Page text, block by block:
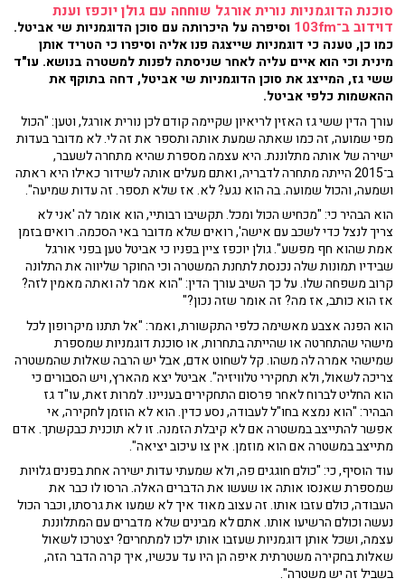
סוכנת הדוגמניות נורית אורגל שוחחה עם גולן יוכפז וענת
דוידוב ב־103fm
וסיפרה על היכרותה עם סוכן הדוגמניות שי אביטל.
כמו כן, טענה כי דוגמניות שייצגה פנו אליה וסיפרו כי הטריד אותן
מינית וכי הוא איים עליה לאחר שניסתה לפנות למשטרה בנושא. עו"ד
ששי גז, המייצג את סוכן הדוגמניות שי אביטל, דחה בתוקף את
ההאשמות כלפי אביטל.
עורך הדין ששי גז האזין לריאיון שקיימה קודם לכן נורית אורגל, וטען: "הכול
מפי שמועה, זה כמו שאתה שמעת אותה ותספר את זה לי. לא מדובר בעדות
ישירה של אותה מתלוננת. היא עצמה מספרת שהיא מתחרה לשעבר,
ב־2015 הייתה מתחרה לדבריה, ואתם מעלים אותה לשידור כאילו היא ראתה
ושמעה, והכול שמועה. בה הוא נגע? לא. אז שלא תספר. זה עדות שמיעה".
הוא הבהיר כי: "מכחיש הכול ומכל. תקשיבו רבותיי, הוא אומר לה 'אני לא
צריך לנצל כדי לשכב עם אישה', רואים שלא מדובר באי הסכמה. רואים בזמן
אמת שהוא חף מפשע". גולן יוכפז ציין בפניו כי אביטל טען בפני אורגל
שבידיו תמונות שלה נכנסת לתחנת המשטרה וכי החוקר שליווה את התלונה
קרוב משפחה שלו. על כך השיב עורך הדין: "הוא אמר לה ואתה מאמין לזה?
אז הוא כותב, אז מה? זה אומר שזה נכון?"
הוא הפנה אצבע מאשימה כלפי התקשורת, ואמר: "אל תתנו מיקרופון לכל
מישהי שהתחרטה או שהייתה בתחרות, או סוכנת דוגמניות שמספרת
שמישהי אמרה לה משהו. קל לשחוט אדם, אבל יש הרבה שאלות שהמשטרה
צריכה לשאול, ולא תחקירי טלוויזיה". אביטל יצא מהארץ, ויש הסבורים כי
הוא החליט לברוח לאחר פרסום התחקירים בעניינו. למרות זאת, עו"ד גז
הבהיר: "הוא נמצא בחו"ל לעבודה, נסע כדין. הוא לא הוזמן לחקירה, אי
אפשר להתייצב במשטרה אם לא קיבלת הזמנה. זו לא תוכנית כבקשתך. אדם
מתייצב במשטרה אם הוא מוזמן. אין צו עיכוב יציאה".
עוד הוסיף, כי: "כולם חוגגים פה, ולא שמעתי עדות ישירה אחת בפנים גלויות
שמספרת שאנסו אותה או שעשו את הדברים האלה. הרסו לו כבר את
העבודה, כולם עזבו אותו. זה עצוב מאוד איך לא שמעו את גרסתו, וכבר הכול
נעשה וכולם הרשיעו אותו. אתם לא מבינים שלא מדברים עם המתלוננת
עצמה, ושכל אותן דוגמניות שעזבו אותו ילכו למתחרים? יצטרכו לשאול
שאלות בחקירה משטרתית איפה הן היו עד עכשיו, איך קרה הדבר הזה,
בשביל זה יש משטרה".